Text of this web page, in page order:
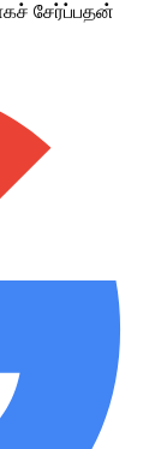
சேர்ப்பதன்